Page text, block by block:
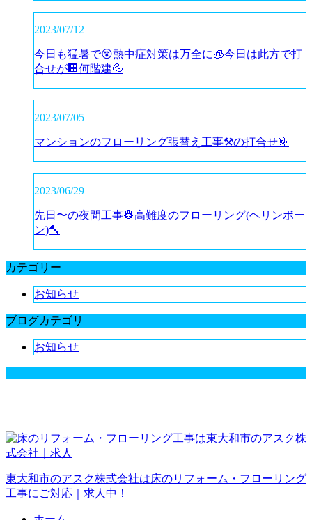
2023/07/12
今日も猛暑で😵熱中症対策は万全に🧊今日は此方で打
合せが🏢何階建💦
2023/07/05
マンションのフローリング張替え工事⚒️の打合せ🤟
2023/06/29
先日〜の夜間工事👷高難度のフローリング(ヘリンボー
ン)🔨
カテゴリー
お知らせ
ブログカテゴリ
お知らせ
東大和市のアスク株式会社は床のリフォーム・フローリング
工事にご対応｜求人中！